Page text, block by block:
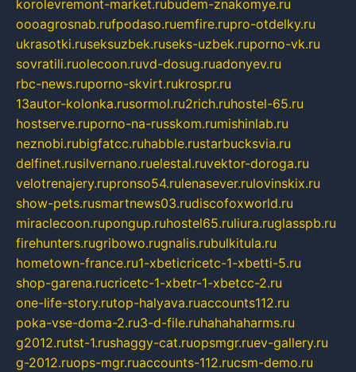
korolevremont-market.rubudem-znakomye.ru
oooagrosnab.rufpodaso.ruemfire.rupro-otdelky.ru
ukrasotki.ruseksuzbek.ruseks-uzbek.ruporno-vk.ru
sovratili.ruolecoon.ruvd-dosug.ruadonyev.ru
rbc-news.ruporno-skvirt.rukrospr.ru
13autor-kolonka.rusormol.ru2rich.ruhostel-65.ru
hostserve.ruporno-na-russkom.rumishinlab.ru
neznobi.rubigfatcc.ruhabble.rustarbucksvia.ru
delfinet.rusilvernano.ruelestal.ruvektor-doroga.ru
velotrenajery.rupronso54.rulenasever.rulovinskix.ru
show-pets.rusmartnews03.rudiscofoxworld.ru
miraclecoon.rupongup.ruhostel65.ruliura.ruglasspb.ru
firehunters.rugribowo.rugnalis.rubulkitula.ru
hometown-france.ru1-xbeticricetc-1-xbetti-5.ru
shop-garena.rucricetc-1-xbetr-1-xbetcc-2.ru
one-life-story.rutop-halyava.ruaccounts112.ru
poka-vse-doma-2.ru3-d-file.ruhahahaharms.ru
g2012.rutst-1.rushaggy-cat.ruopsmgr.ruev-gallery.ru
g-2012.ruops-mgr.ruaccounts-112.rucsm-demo.ru